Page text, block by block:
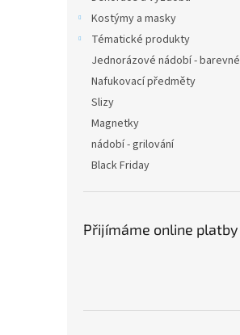
Kostýmy a masky
Tématické produkty
Jednorázové nádobí - barevné
Nafukovací předměty
Slizy
Magnetky
nádobí - grilování
Black Friday
Přijímáme online platby